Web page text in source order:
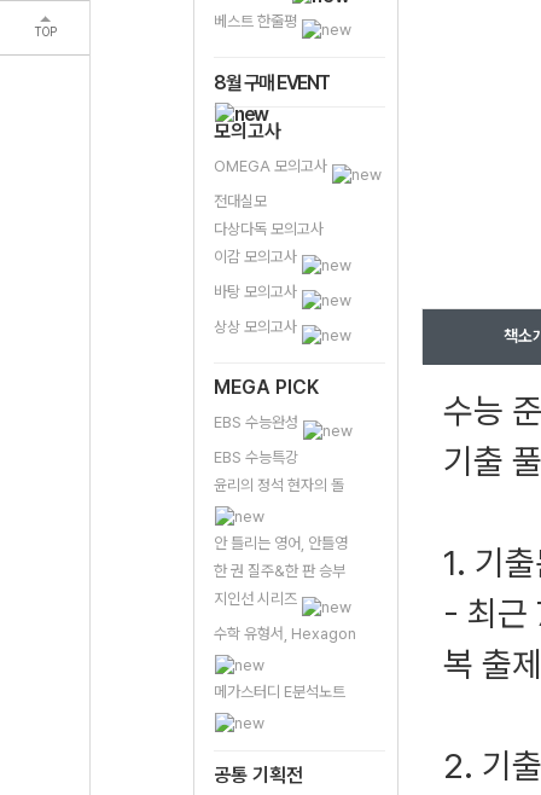
TOP
베스트 한줄평
8월 구매 EVENT
모의고사
OMEGA 모의고사
전대실모
다상다독 모의고사
이감 모의고사
바탕 모의고사
상상 모의고사
MEGA PICK
EBS 수능완성
EBS 수능특강
윤리의 정석 현자의 돌
안 틀리는 영어, 안틀영
한 권 질주&한 판 승부
지인선 시리즈
수학 유형서, Hexagon
메가스터디 E분석노트
공통 기획전
책소
수능
기출
1. 기
- 최근
복 출
2. 기